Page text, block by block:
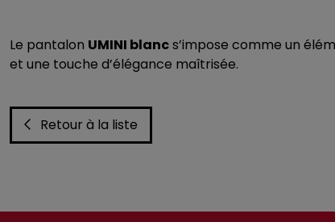
Le pantalon UMINI blancs’impose comme un
et une touche d’élégance maîtrisée.
Retour à la liste